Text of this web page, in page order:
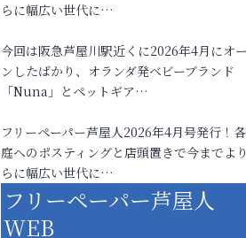
らに幅広い世代に…
今回は阪急芦屋川駅近くに2026年4月にオ
ンしたばかり、オランダ発ベビーブランド
「Nuna」とペットギア…
フリーペーパー芦屋人2026年4月号発行！
庭へのポスティングと店頭置きで今までよ
らに幅広い世代に…
フリーペーパー芦屋人
WEB